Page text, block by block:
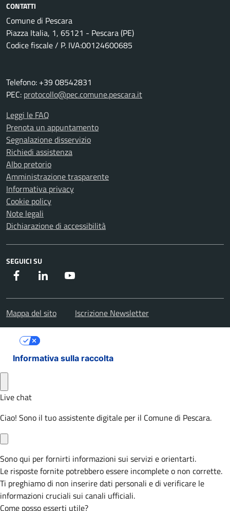
CONTATTI
Comune di Pescara
Piazza Italia, 1, 65121 - Pescara (PE)
Codice fiscale / P. IVA:00124600685
Telefono: +39 08542831
PEC: protocollo@pec.comune.pescara.it
Leggi le FAQ
Prenota un appuntamento
Segnalazione disservizio
Richiedi assistenza
Albo pretorio
Amministrazione trasparente
Informativa privacy
Cookie policy
Note legali
Dichiarazione di accessibilità
SEGUICI SU
Facebook Instagram
Mappa del sito Iscrizione Newsletter
Informativa sulla raccolta
Le tue preferenze relative alla privacy